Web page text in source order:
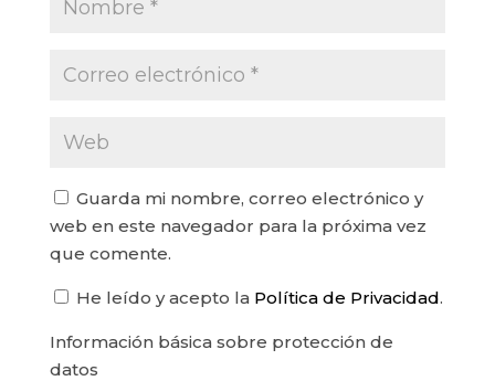
Guarda mi nombre, correo electrónico y
web en este navegador para la próxima vez
que comente.
He leído y acepto la Política de Privacidad.
Información básica sobre protección de
datos